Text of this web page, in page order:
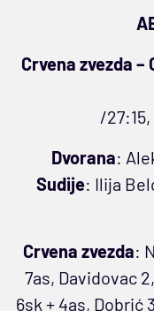
Crvena zvezda
/
Dvorana:
Sudije: Ilija
Crvena zvezda:
7as, Davidovac
6sk + 4as, Dobrić